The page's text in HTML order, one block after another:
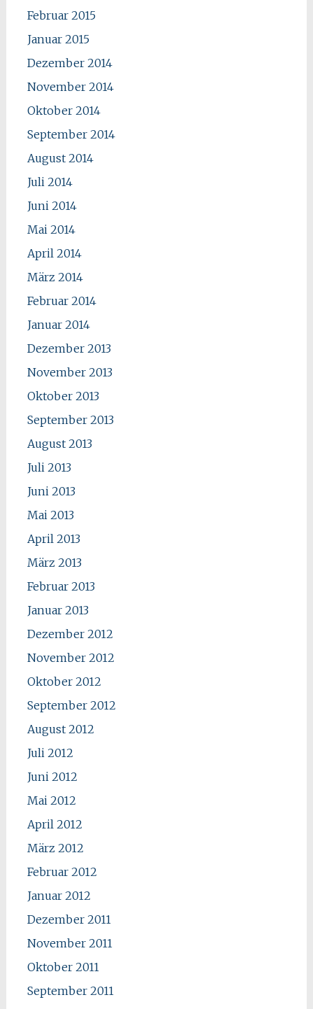
Februar 2015
Januar 2015
Dezember 2014
November 2014
Oktober 2014
September 2014
August 2014
Juli 2014
Juni 2014
Mai 2014
April 2014
März 2014
Februar 2014
Januar 2014
Dezember 2013
November 2013
Oktober 2013
September 2013
August 2013
Juli 2013
Juni 2013
Mai 2013
April 2013
März 2013
Februar 2013
Januar 2013
Dezember 2012
November 2012
Oktober 2012
September 2012
August 2012
Juli 2012
Juni 2012
Mai 2012
April 2012
März 2012
Februar 2012
Januar 2012
Dezember 2011
November 2011
Oktober 2011
September 2011